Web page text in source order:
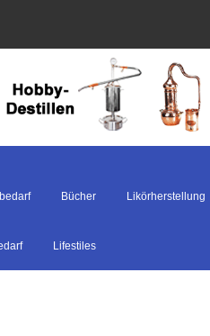
Bücher Likörherstellung
Lifestiles